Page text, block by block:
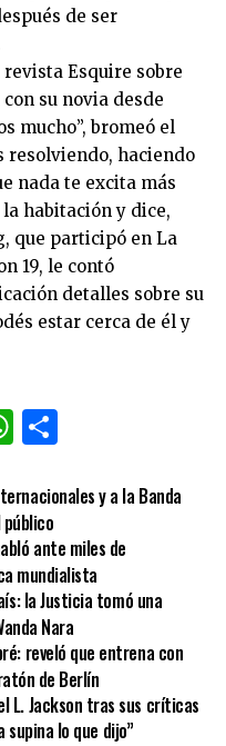
de ser
Esquire sobre
su novia desde
mucho”, bromeó el
resolviendo, haciendo
nada te excita más
habitación y dice,
que participó en La
19, le contó
detalles sobre su
estar cerca de él y
WhatsApp
y a la Banda
ante miles de
mundialista
la Justicia tomó una
Nara
reveló que entrena con
de Berlín
L. Jackson tras sus críticas
supina lo que dijo”